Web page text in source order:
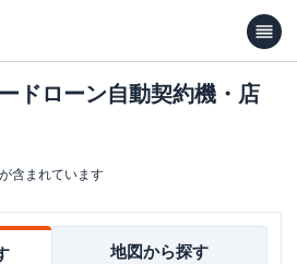
ドローン自動契約機・店
含まれています
地図から探す